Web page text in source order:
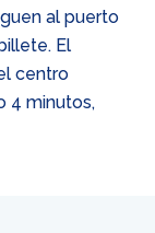
al puerto
El
centro
4 minutos,